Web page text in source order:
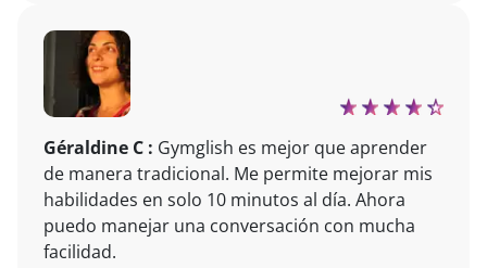
Géraldine C : Gymglish es mejor que aprender
de manera tradicional. Me permite mejorar mis
habilidades en solo 10 minutos al día. Ahora
puedo manejar una conversación con mucha
facilidad.